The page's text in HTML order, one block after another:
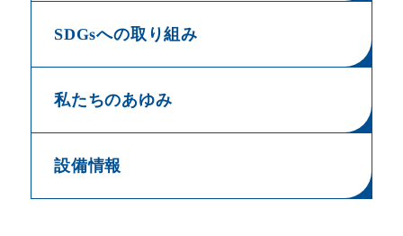
SDGsへの取り組み
私たちのあゆみ
設備情報